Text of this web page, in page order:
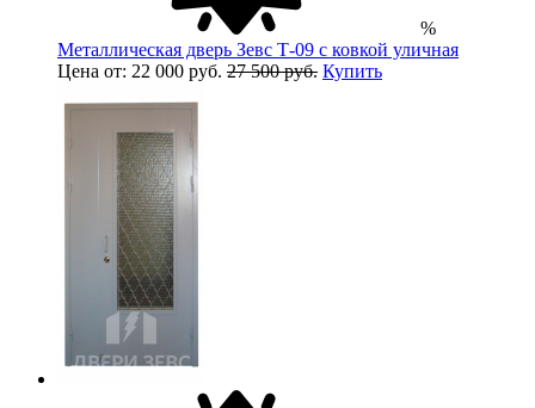
%
Металлическая дверь Зевс Т-09 с ковкой уличная
Цена от: 22 000 руб. 27 500 руб. Купить